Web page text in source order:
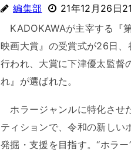
編集部 21年12月26日
KADOKAWAが主宰する『
映画大賞』の受賞式が26日、
行われ、大賞に下津優太監督
れ』が選ばれた。
ホラージャンルに特化させ
ティションで、令和の新しい
発掘・支援を目指す。“ホラ